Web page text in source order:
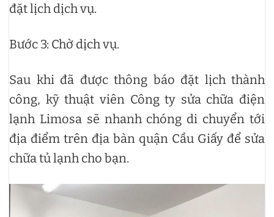
đặt lịch dịch vụ.
Bước 3: Chờ dịch vụ.
Sau khi đã được thông báo đặt lịch thành
công, kỹ thuật viên Công ty sửa chữa điện
lạnh Limosa sẽ nhanh chóng di chuyển tới
địa điểm trên địa bàn quận Cầu Giấy để sửa
chữa tủ lạnh cho bạn.